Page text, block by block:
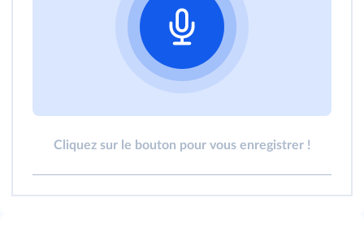
Cliquez sur le bouton pour vous enregistrer !